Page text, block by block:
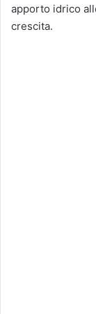
apporto idrico
crescita.